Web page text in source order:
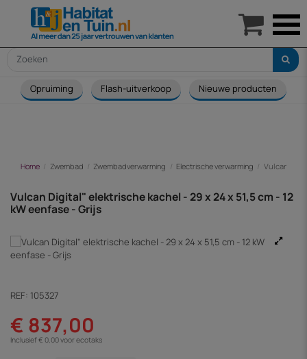
Opruiming Flash-uitverkoop Nieuwe producten
Home Zwembad Zwembadverwarming Electrische verwarming Vulcan
Vulcan Digital" elektrische kachel - 29 x 24 x 51,5 cm - 12
kW eenfase - Grijs
REF: 105327
€ 837,00
Inclusief € 0,00 voor ecotaks
